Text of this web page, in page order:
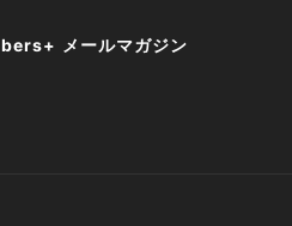
メールマガジン